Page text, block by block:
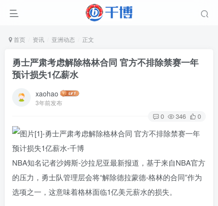
首页 资讯 亚洲动态 正文
勇士严肃考虑解除格林合同 官方不排除禁赛一年
预计损失1亿薪水
xaohao
3年前发布
0 346 0
NBA知名记者沙姆斯-沙拉尼亚最新报道，基于来自NBA官方
的压力，勇士队管理层会将“解除德拉蒙德-格林的合同”作为
选项之一，这意味着格林面临1亿美元薪水的损失。